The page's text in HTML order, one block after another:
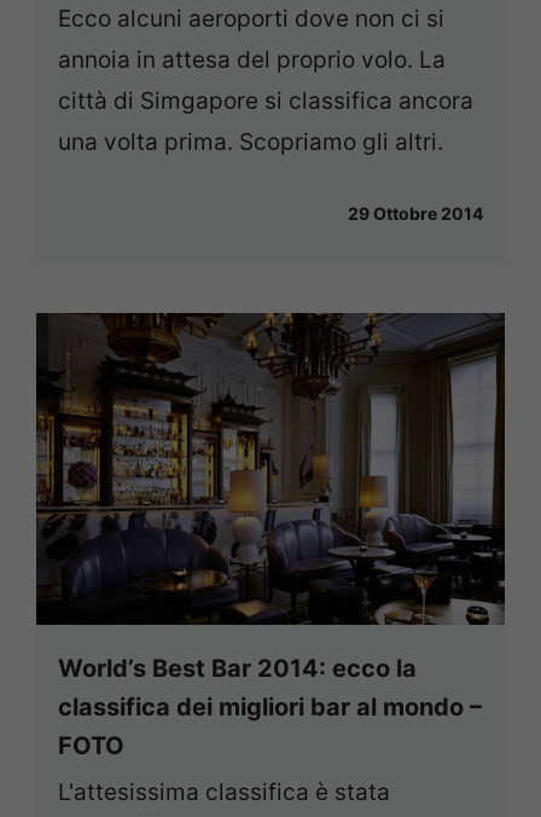
Ecco alcuni aeroporti dove non ci si
annoia in attesa del proprio volo. La
città di Simgapore si classifica ancora
una volta prima. Scopriamo gli altri.
29 Ottobre 2014
World’s Best Bar 2014: ecco la
classifica dei migliori bar al mondo –
FOTO
L'attesissima classifica è stata